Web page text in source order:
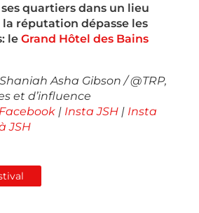
quartiers dans un lieu
réputation dépasse les
le Grand Hôtel des Bains
Asha Gibson / @TRP,
et d’influence
Facebook | Insta JSH | Insta
JSH